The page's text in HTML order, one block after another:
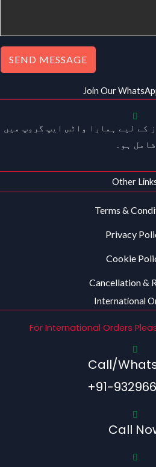
SEND MESSAGE
Join Our
کے لیے ہمارا واٹس ایپ گروپ میں
شامل ہو۔
Other
Terms &
Privacy
Cookie
Cancellation &
International
For International Orders
Call/
+91-
Call